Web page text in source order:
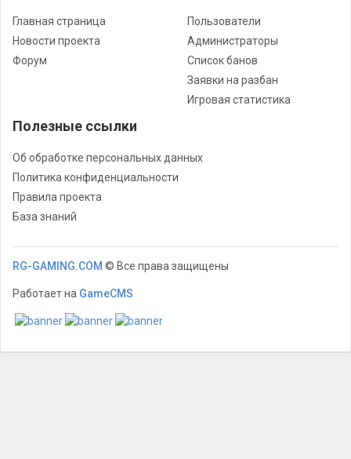
Главная страница
Новости проекта
Форум
Пользователи
Администраторы
Список банов
Заявки на разбан
Игровая статистика
Полезные ссылки
Об обработке персональных данных
Политика конфиденциальности
Правила проекта
База знаний
RG-GAMING.COM © Все права защищены
Работает на GameCMS